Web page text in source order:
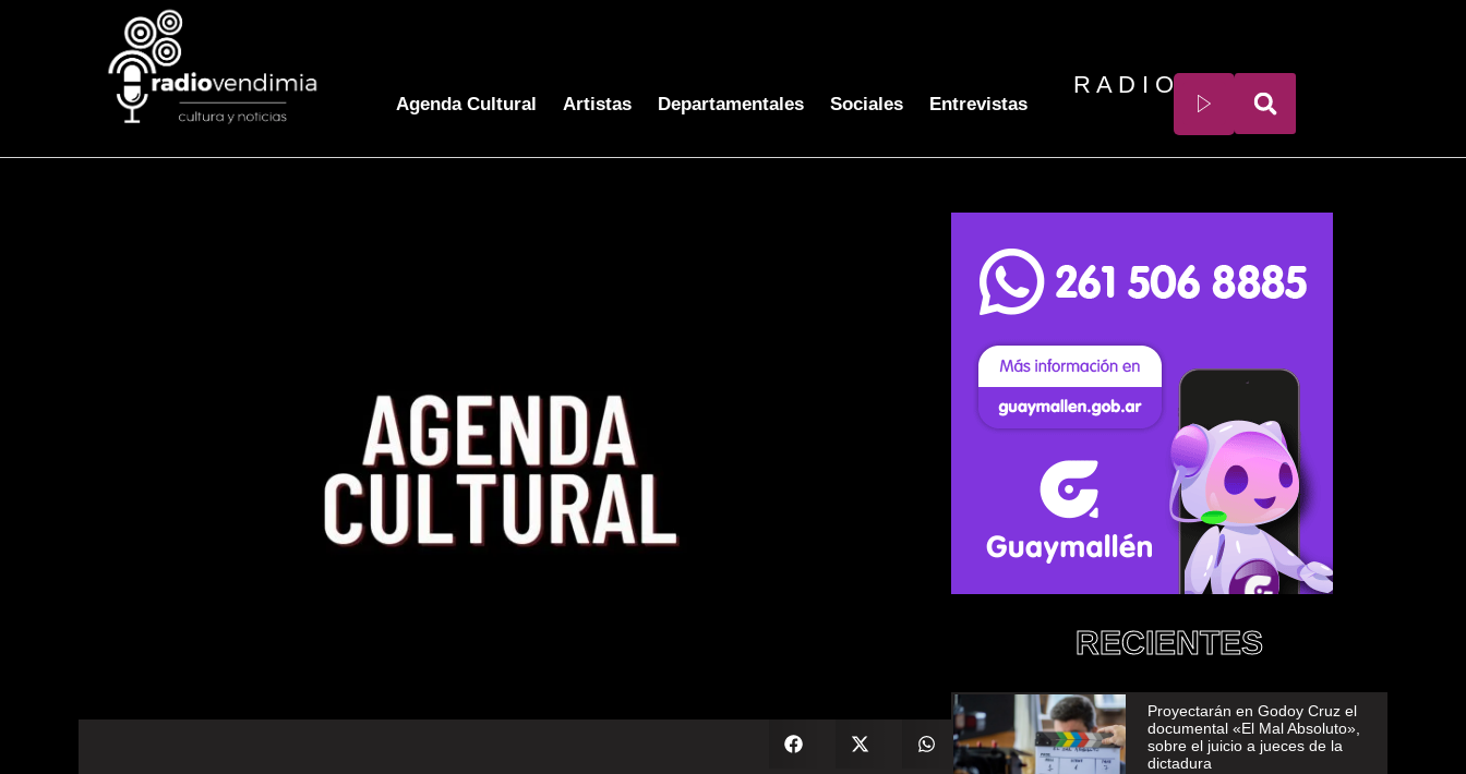
Agenda Cultural Artistas Departamentales Sociales Entrevistas
R A D I O
RECIENTES
Proyectarán en Godoy Cruz el
documental «El Mal Absoluto»,
sobre el juicio a jueces de la
dictadura